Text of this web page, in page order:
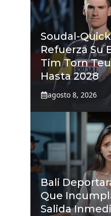
Soudal-
Refuerza Su
Tim Torn
Hasta 2028
agosto 8, 2026
Bali
Que
Salida